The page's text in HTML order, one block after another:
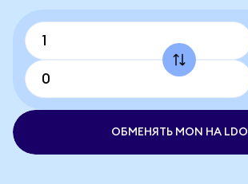
ОБМЕНЯТЬ MON НА LDO